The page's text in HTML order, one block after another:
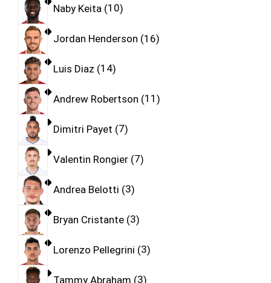
Naby Keita 10
Jordan Henderson 16
Luis Diaz 14
Andrew Robertson 11
Dimitri Payet 7
Valentin Rongier 7
Andrea Belotti 3
Bryan Cristante 3
Lorenzo Pellegrini 3
Tammy Abraham 3